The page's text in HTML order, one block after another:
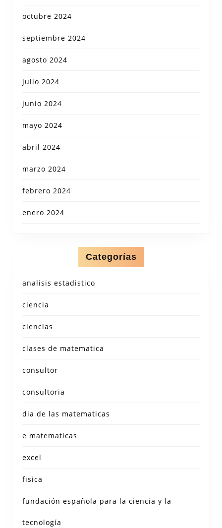
octubre 2024
septiembre 2024
agosto 2024
julio 2024
junio 2024
mayo 2024
abril 2024
marzo 2024
febrero 2024
enero 2024
Categorías
analisis estadistico
ciencia
ciencias
clases de matematica
consultor
consultoria
dia de las matematicas
e matematicas
excel
fisica
fundación española para la ciencia y la
tecnología